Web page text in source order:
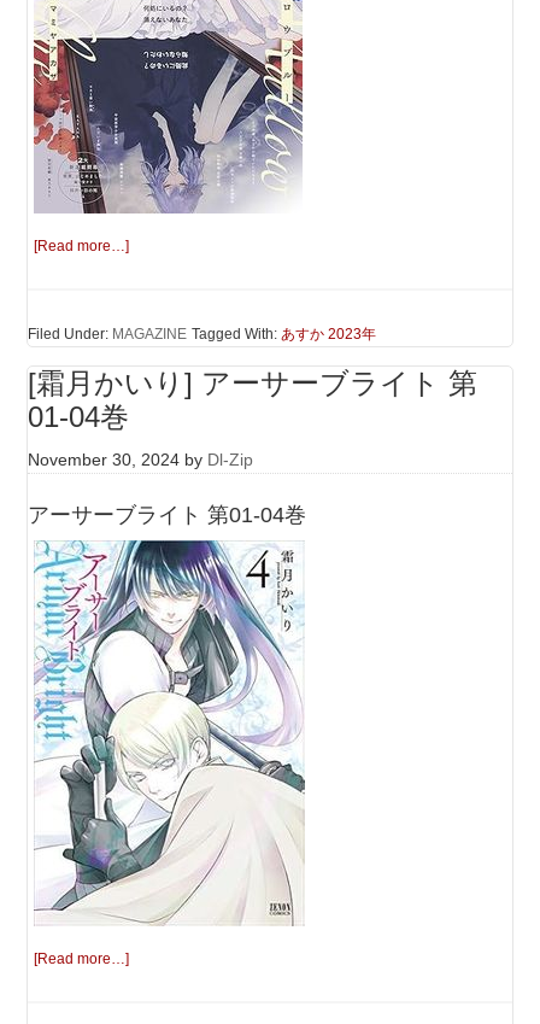
[Read more…]
Filed Under: MAGAZINE Tagged With:あすか 2023年
[霜月かいり] アーサーブライト 第
01-04巻
November 30, 2024 by Dl-Zip
アーサーブライト 第01-04巻
[Read more…]